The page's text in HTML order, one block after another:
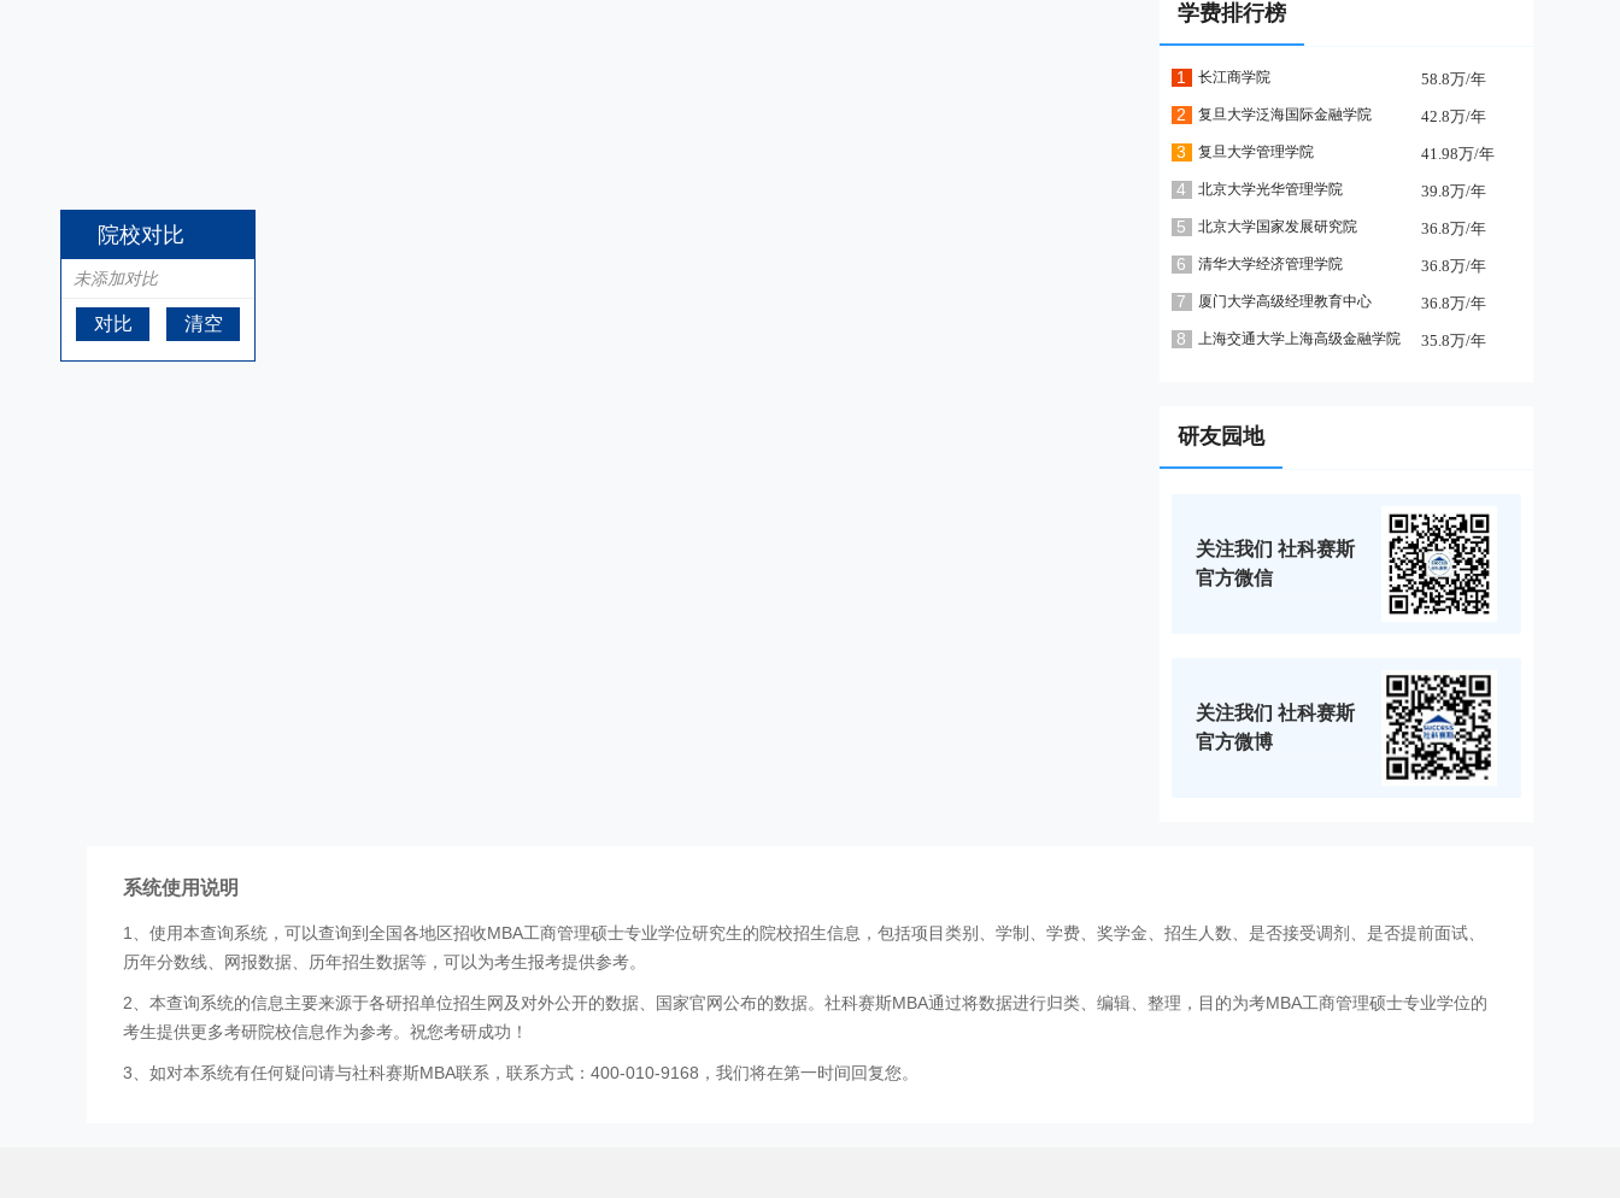
学费排行榜
1 长江商学院 58.8万/年
2 复旦大学泛海国际金融学院 42.8万/年
3 复旦大学管理学院 41.98万/年
4 北京大学光华管理学院 39.8万/年
5 北京大学国家发展研究院 36.8万/年
6 清华大学经济管理学院 36.8万/年
7 厦门大学高级经理教育中心 36.8万/年
8 上海交通大学上海高级金融学院 35.8万/年
研友园地
关注我们 社科赛斯
官方微信
关注我们 社科赛斯
官方微博
系统使用说明
1、使用本查询系统，可以查询到全国各地区招收MBA工商管理硕士专业学位研究生的院校招生信息，包括项目类别、学制、学费、奖学金、招生人数、是否接受调剂、是否提前面试、
历年分数线、网报数据、历年招生数据等，可以为考生报考提供参考。
2、本查询系统的信息主要来源于各研招单位招生网及对外公开的数据、国家官网公布的数据。社科赛斯MBA通过将数据进行归类、编辑、整理，目的为考MBA工商管理硕士专业学位的
考生提供更多考研院校信息作为参考。祝您考研成功！
3、如对本系统有任何疑问请与社科赛斯MBA联系，联系方式：400-010-9168，我们将在第一时间回复您。
院校对比
未添加对比
对比 清空